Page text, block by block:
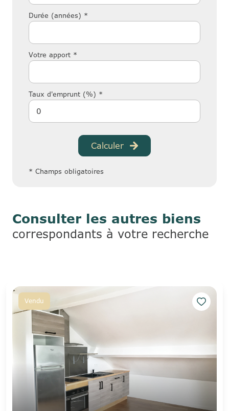
Durée (années) *
Votre apport *
Taux d'emprunt (%) *
Calculer
* Champs obligatoires
Consulter les autres biens
correspondants à votre recherche
Vendu